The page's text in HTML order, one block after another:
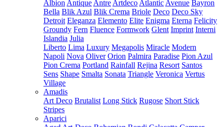
Albion Antique Antre Artdeco Atlantic Avenue Bayron
Bella Blik Azul Blik Crema Briole Deco Deco Sky
Detroit Eleganza Elemento Elite Enigma Eterna Felicity
Groundy Fern Fluence Formwork Glent Imprint Interni
Islandia Julia
Liberto Lima Luxury Megapolis Miracle Modern
Napoli Nova Oliver Orion Palmira Paradise Pion Azul
Pion Crema Portland Rainfall Rejina Resort Santos
Sens Shape Smalta Sonata Triangle Veronica Vertus
Village
Amadis
Art Deco Brutalist Long Stick Rugose Short Stick
Stripes
Aparici